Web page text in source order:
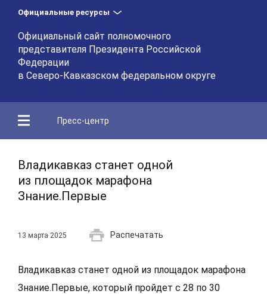
Официальные ресурсы
Официальный сайт полномочного
представителя Президента Российской
Федерации
в Северо-Кавказском федеральном округе
Пресс-центр
Владикавказ станет одной
из площадок марафона
Знание.Первые
13 марта 2025 Распечатать
Владикавказ станет одной из площадок марафона
Знание.Первые, который пройдет с 28 по 30